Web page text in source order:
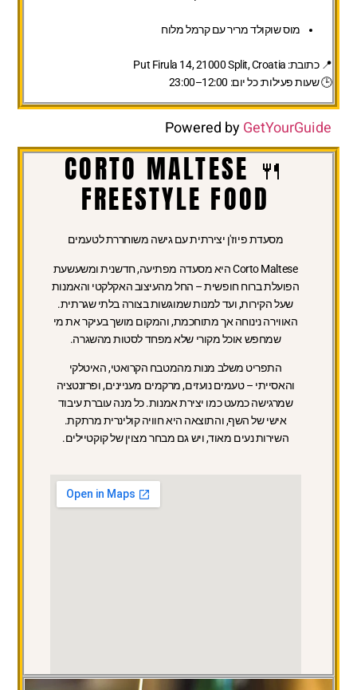
מוס שוקולד מריר עם קרמל מלוח
📍 כתובת: Put Firula 14, 21000 Split, Croatia
🕒 שעות פעילות: כל יום: 12:00–23:00
Powered byGetYourGuide
🍴 CORTO MALTESE
FREESTYLE FOOD
מסעדת פיוז'ן יצירתית עם גישה משוחררת לטעמים
Corto Maltese היא מסעדה מפתיעה, חדשנית ומשעשעת
הפועלת ברוח חופשית – החל מהעיצוב האקלקטי והאמנות
שעל הקירות, ועד למנות שמוגשות בצורה בלתי שגרתית.
האווירה נינוחה אך מתוחכמת, והמקום מושך בעיקר את מי
שמחפש אוכל מקורי שלא מפחד לסטות מהשגרה.
התפריט משלב מנות מהמטבח הקרואטי, האיטלקי
והאסייתי – טעמים נועזים, מרקמים מעניינים, ופרזנטציה
שמרגישה כמעט כמו יצירת אמנות. כל מנה עוברת עיבוד
אישי של השף, והתוצאה היא חוויה קולינרית מרתקת.
השירות נעים מאוד, ויש גם מבחר מצוין של קוקטיילים.